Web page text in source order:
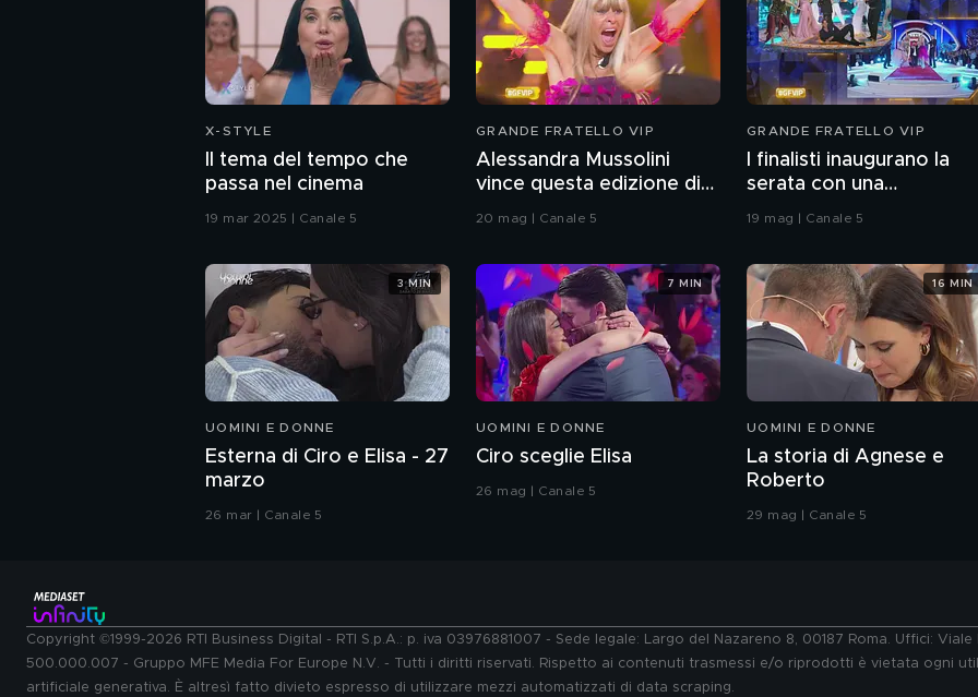
X-STYLE
Il tema del tempo che
passa nel cinema
19 mar 2025 | Canale 5
GRANDE FRATELLO VIP
Alessandra Mussolini
vince questa edizione di
Grande Fratello VIP
20 mag | Canale 5
GRANDE FRATELLO VIP
I finalisti inaugurano la
serata con una
coreografia
19 mag | Canale 5
UOMINI E DONNE
Esterna di Ciro e Elisa - 27
marzo
26 mar | Canale 5
3 MIN
UOMINI E DONNE
Ciro sceglie Elisa
26 mag | Canale 5
7 MIN
UOMINI E DONNE
La storia di Agnese e
Roberto
29 mag | Canale 5
16 MIN
Copyright ©1999-2026 RTI Business Digital - RTI S.p.A.: p. iva 03976881007 - Sede legale: Largo del Nazareno 8, 00187 Roma. Uffici:
500.000.007 - Gruppo MFE Media For Europe N.V. - Tutti i diritti riservati. Rispetto ai contenuti trasmessi e/o riprodotti è vietata ogni
artificiale generativa. È altresì fatto divieto espresso di utilizzare mezzi automatizzati di data scraping.